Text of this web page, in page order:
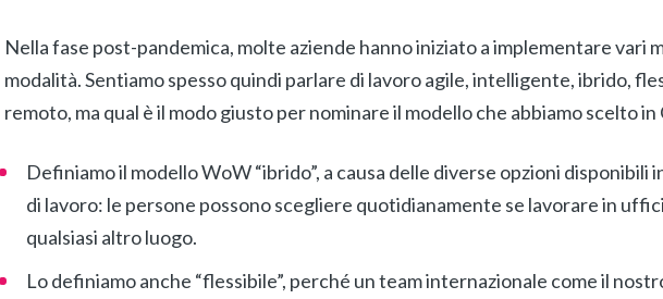
All Comunicati Stampa Stories
Nella fase post-pandemica, molte aziende hanno iniziato a implementare vari
modalità. Sentiamo spesso quindi parlare di lavoro agile, intelligente, ibrido,
remoto, ma qual è il modo giusto per nominare il modello che abbiamo scelto
Definiamo il modello WoW “ibrido”, a causa delle diverse opzioni disponibili
di lavoro: le persone possono scegliere quotidianamente se lavorare in
qualsiasi altro luogo.
Lo definiamo anche “flessibile”, perché un team internazionale come il